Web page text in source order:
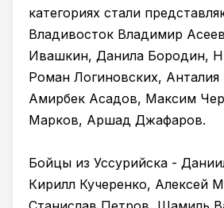
категориях стали
Владивосток Владимир
Ивашкин, Данила Бородин,
Роман Логиновских, Анталия
Амирбек Асадов, Максим
Марков, Аршад Джафаров.
Бойцы из Уссурийска -
Кирилл Кучеренко, Алексей